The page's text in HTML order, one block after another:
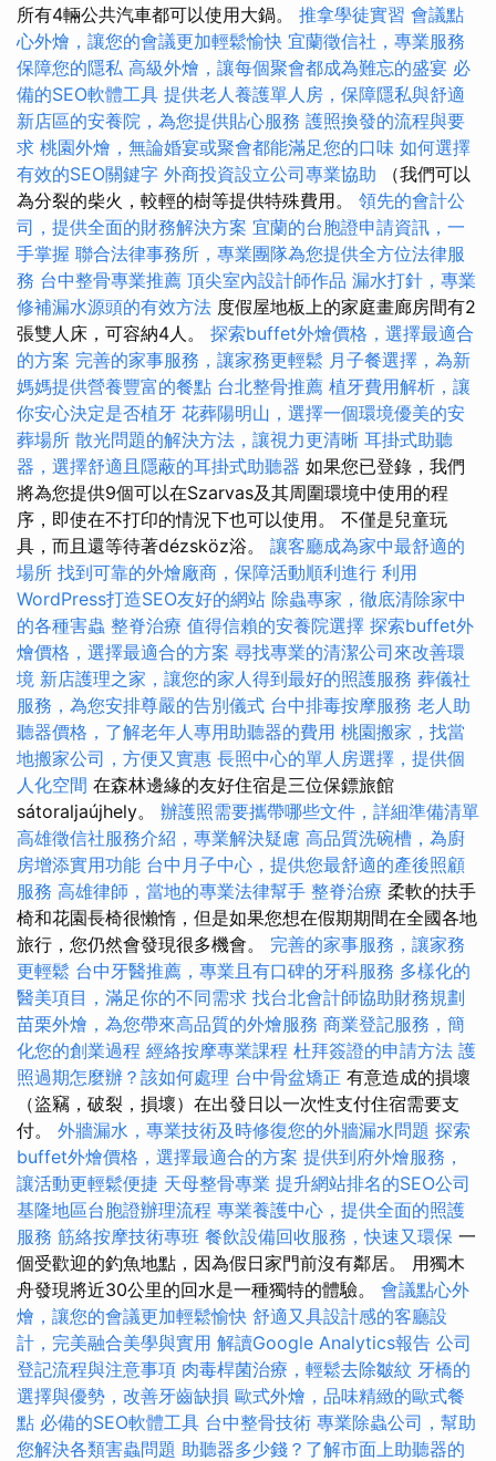
所有4輛公共汽車都可以使用大鍋。 推拿學徒實習 會議點
心外燴，讓您的會議更加輕鬆愉快 宜蘭徵信社，專業服務
保障您的隱私 高級外燴，讓每個聚會都成為難忘的盛宴 必
備的SEO軟體工具 提供老人養護單人房，保障隱私與舒適
新店區的安養院，為您提供貼心服務 護照換發的流程與要
求 桃園外燴，無論婚宴或聚會都能滿足您的口味 如何選擇
有效的SEO關鍵字 外商投資設立公司專業協助 （我們可以
為分裂的柴火，較輕的樹等提供特殊費用。 領先的會計公
司，提供全面的財務解決方案 宜蘭的台胞證申請資訊，一
手掌握 聯合法律事務所，專業團隊為您提供全方位法律服
務 台中整骨專業推薦 頂尖室內設計師作品 漏水打針，專業
修補漏水源頭的有效方法 度假屋地板上的家庭畫廊房間有2
張雙人床，可容納4人。 探索buffet外燴價格，選擇最適合
的方案 完善的家事服務，讓家務更輕鬆 月子餐選擇，為新
媽媽提供營養豐富的餐點 台北整骨推薦 植牙費用解析，讓
你安心決定是否植牙 花葬陽明山，選擇一個環境優美的安
葬場所 散光問題的解決方法，讓視力更清晰 耳掛式助聽
器，選擇舒適且隱蔽的耳掛式助聽器 如果您已登錄，我們
將為您提供9個可以在Szarvas及其周圍環境中使用的程
序，即使在不打印的情況下也可以使用。 不僅是兒童玩
具，而且還等待著dézsköz浴。 讓客廳成為家中最舒適的
場所 找到可靠的外燴廠商，保障活動順利進行 利用
WordPress打造SEO友好的網站 除蟲專家，徹底清除家中
的各種害蟲 整脊治療 值得信賴的安養院選擇 探索buffet外
燴價格，選擇最適合的方案 尋找專業的清潔公司來改善環
境 新店護理之家，讓您的家人得到最好的照護服務 葬儀社
服務，為您安排尊嚴的告別儀式 台中排毒按摩服務 老人助
聽器價格，了解老年人專用助聽器的費用 桃園搬家，找當
地搬家公司，方便又實惠 長照中心的單人房選擇，提供個
人化空間 在森林邊緣的友好住宿是三位保鏢旅館
sátoraljaújhely。 辦護照需要攜帶哪些文件，詳細準備清單
高雄徵信社服務介紹，專業解決疑慮 高品質洗碗槽，為廚
房增添實用功能 台中月子中心，提供您最舒適的產後照顧
服務 高雄律師，當地的專業法律幫手 整脊治療 柔軟的扶手
椅和花園長椅很懶惰，但是如果您想在假期期間在全國各地
旅行，您仍然會發現很多機會。 完善的家事服務，讓家務
更輕鬆 台中牙醫推薦，專業且有口碑的牙科服務 多樣化的
醫美項目，滿足你的不同需求 找台北會計師協助財務規劃
苗栗外燴，為您帶來高品質的外燴服務 商業登記服務，簡
化您的創業過程 經絡按摩專業課程 杜拜簽證的申請方法 護
照過期怎麼辦？該如何處理 台中骨盆矯正 有意造成的損壞
（盜竊，破裂，損壞）在出發日以一次性支付住宿需要支
付。 外牆漏水，專業技術及時修復您的外牆漏水問題 探索
buffet外燴價格，選擇最適合的方案 提供到府外燴服務，
讓活動更輕鬆便捷 天母整骨專業 提升網站排名的SEO公司
基隆地區台胞證辦理流程 專業養護中心，提供全面的照護
服務 筋絡按摩技術專班 餐飲設備回收服務，快速又環保 一
個受歡迎的釣魚地點，因為假日家門前沒有鄰居。 用獨木
舟發現將近30公里的回水是一種獨特的體驗。 會議點心外
燴，讓您的會議更加輕鬆愉快 舒適又具設計感的客廳設
計，完美融合美學與實用 解讀Google Analytics報告 公司
登記流程與注意事項 肉毒桿菌治療，輕鬆去除皺紋 牙橋的
選擇與優勢，改善牙齒缺損 歐式外燴，品味精緻的歐式餐
點 必備的SEO軟體工具 台中整骨技術 專業除蟲公司，幫助
您解決各類害蟲問題 助聽器多少錢？了解市面上助聽器的